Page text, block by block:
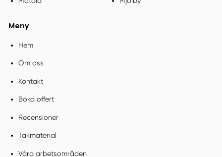
Meny
Hem
Om oss
Kontakt
Boka offert
Recensioner
Takmaterial
Våra arbetsområden